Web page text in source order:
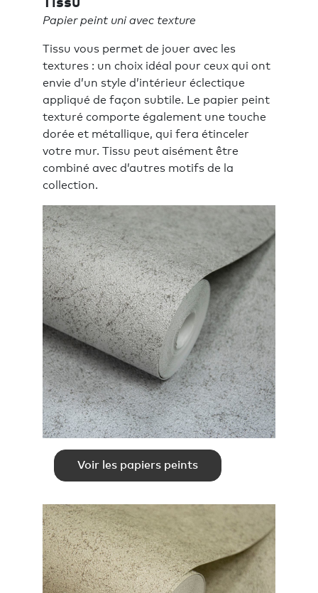
Papier peint uni avec texture
Tissu vous permet de jouer avec les
textures : un choix idéal pour ceux qui ont
envie d’un style d’intérieur éclectique
appliqué de façon subtile. Le papier peint
texturé comporte également une touche
dorée et métallique, qui fera étinceler
votre mur. Tissu peut aisément être
combiné avec d’autres motifs de la
collection.
Voir les papiers peints